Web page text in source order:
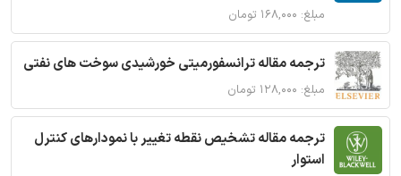
مبلغ: ۱۶۸,۰۰۰ تومان
ترجمه مقاله ترانسفورمیتی خورشیدی سوخت های نفتی
مبلغ: ۱۲۸,۰۰۰ تومان
ترجمه مقاله تشخیص نقطه تغییر با نمودارهای کنترل
استوار